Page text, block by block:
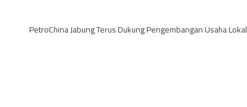
Tahun 2025 Di...
PetroChina Jabung Terus Dukung Pengembangan Usaha Lokal